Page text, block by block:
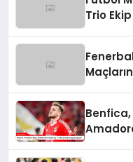
Trio
Benfica,